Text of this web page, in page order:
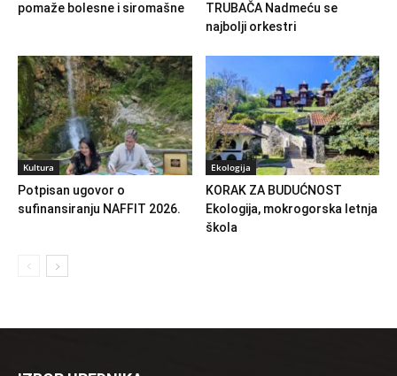
pomaže bolesne i siromašne
TRUBAČA Nadmeću se
najbolji orkestri
Kultura
Potpisan ugovor o
sufinansiranju NAFFIT 2026.
Ekologija
KORAK ZA BUDUĆNOST
Ekologija, mokrogorska letnja
škola